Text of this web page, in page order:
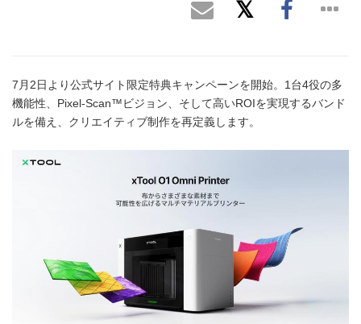
7月2日より公式サイト限定特典キャンペーンを開始。1台4役の多
機能性、Pixel-Scan™ビジョン、そして高いROIを実現するバンド
ルを備え、クリエイティブ制作を再定義します。